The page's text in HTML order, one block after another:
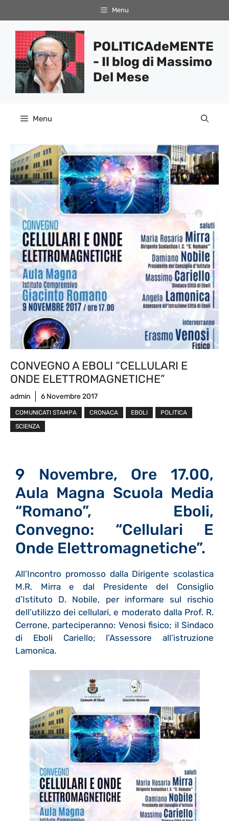
al
contenuto
Menu
POLITICAdeMENTE
- Il blog di Massimo
Del Mese
Menu
CONVEGNO A EBOLI “CELLULARI E
ONDE ELETTROMAGNETICHE”
admin 6 Novembre 2017
COMUNICATI STAMPA CRONACA EBOLI
POLITICA
SCIENZA
9 Novembre, Ore 17.00,
Aula Magna Scuola Media
“Romano”, Eboli,
Convegno: “Cellulari E
Onde Elettromagnetiche”.
All’Incontro promosso dalla Dirigente scolastica
M.R. Mirra e dal Presidente del Consiglio
d’Istituto D. Nobile, per informare sul rischio
dell’utilizzo dei cellulari, e moderato dalla Prof. R.
Cerrone, parteciperanno: Venosi fisico; il Sindaco
di Eboli Cariello; l’Assessore all’istruzione
Lamonica.